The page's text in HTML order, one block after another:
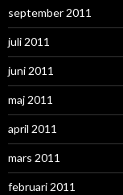
september 2011
juli 2011
juni 2011
maj 2011
april 2011
mars 2011
februari 2011